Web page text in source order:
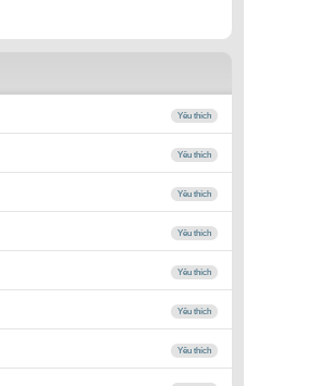
Yêu thích
Yêu thích
Yêu thích
Yêu thích
Yêu thích
Yêu thích
Yêu thích